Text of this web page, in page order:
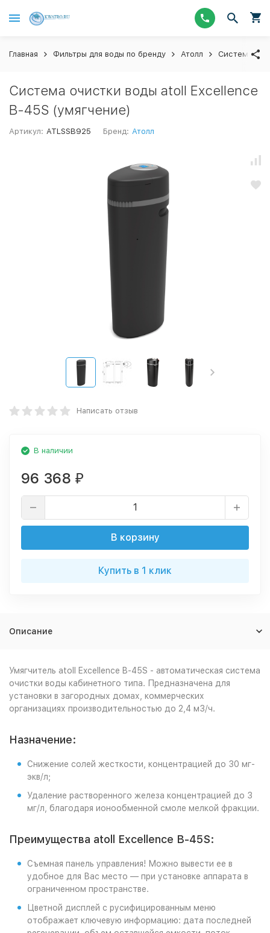
Главная Фильтры для воды по бренду Атолл Системы
Система очистки воды atoll Excellence
B-45S (умягчение)
Артикул: ATLSSB925 Бренд: Атолл
Написать отзыв
В наличии
96 368 ₽
В корзину
Купить в 1 клик
Описание
Умягчитель atoll Excellence B-45S - автоматическая система
очистки воды кабинетного типа. Предназначена для
установки в загородных домах, коммерческих
организациях производительностью до 2,4 м3/ч.
Назначение:
Снижение солей жесткости, концентрацией до 30 мг-
экв/л;
Удаление растворенного железа концентрацией до 3
мг/л, благодаря ионообменной смоле мелкой фракции.
Преимущества atoll Excellence B-45S:
Съемная панель управления! Можно вывести ее в
удобное для Вас место — при установке аппарата в
ограниченном пространстве.
Цветной дисплей с русифицированным меню
отображает ключевую информацию: дата последней